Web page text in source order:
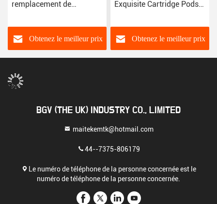
remplacement de
550 mAh pour une
vapotage douce et
savoureuse
Obtenez le meilleur prix
Exquisite Cartridge Pods
appareil rempli de
nouveau de haute
résistance de 0,8 Ohm
Obtenez le meilleur prix
BGV (THE UK) INDUSTRY CO., LIMITED
maitekemtk@hotmail.com
44--7375-806179
Le numéro de téléphone de la personne concernée est le
numéro de téléphone de la personne concernée.